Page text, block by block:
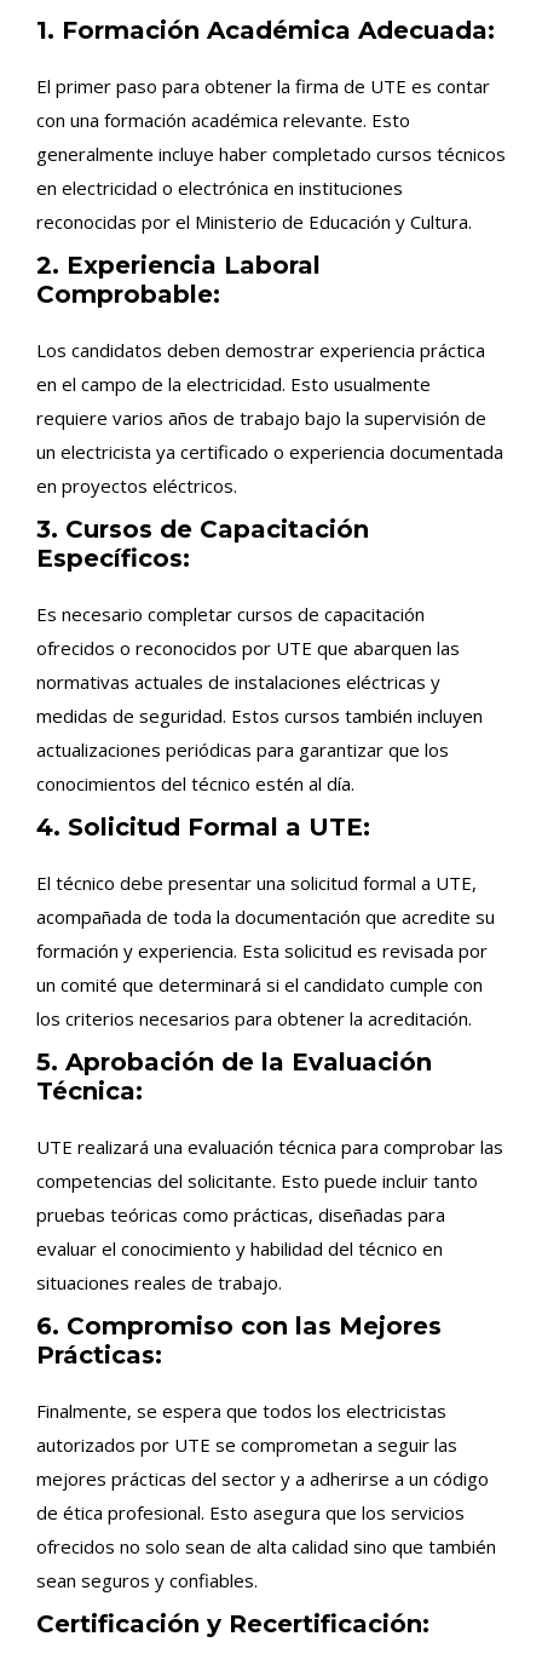
1. Formación Académica Adecuada:
El primer paso para obtener la firma de UTE es contar
con una formación académica relevante. Esto
generalmente incluye haber completado cursos técnicos
en electricidad o electrónica en instituciones
reconocidas por el Ministerio de Educación y Cultura.
2. Experiencia Laboral
Comprobable:
Los candidatos deben demostrar experiencia práctica
en el campo de la electricidad. Esto usualmente
requiere varios años de trabajo bajo la supervisión de
un electricista ya certificado o experiencia documentada
en proyectos eléctricos.
3. Cursos de Capacitación
Específicos:
Es necesario completar cursos de capacitación
ofrecidos o reconocidos por UTE que abarquen las
normativas actuales de instalaciones eléctricas y
medidas de seguridad. Estos cursos también incluyen
actualizaciones periódicas para garantizar que los
conocimientos del técnico estén al día.
4. Solicitud Formal a UTE:
El técnico debe presentar una solicitud formal a UTE,
acompañada de toda la documentación que acredite su
formación y experiencia. Esta solicitud es revisada por
un comité que determinará si el candidato cumple con
los criterios necesarios para obtener la acreditación.
5. Aprobación de la Evaluación
Técnica:
UTE realizará una evaluación técnica para comprobar las
competencias del solicitante. Esto puede incluir tanto
pruebas teóricas como prácticas, diseñadas para
evaluar el conocimiento y habilidad del técnico en
situaciones reales de trabajo.
6. Compromiso con las Mejores
Prácticas:
Finalmente, se espera que todos los electricistas
autorizados por UTE se comprometan a seguir las
mejores prácticas del sector y a adherirse a un código
de ética profesional. Esto asegura que los servicios
ofrecidos no solo sean de alta calidad sino que también
sean seguros y confiables.
Certificación y Recertificación: